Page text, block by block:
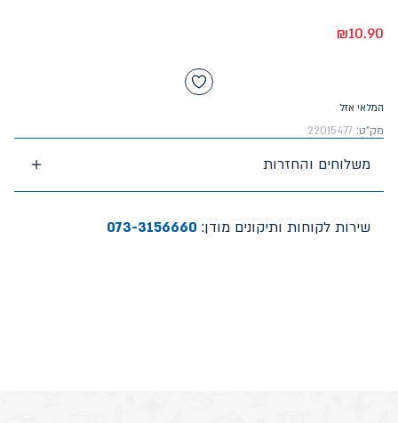
₪10.90
המלאי אזל
מק"ט: 22015477
משלוחים והחזרות
שירות לקוחות ותיקונים מודן: 073-3156660